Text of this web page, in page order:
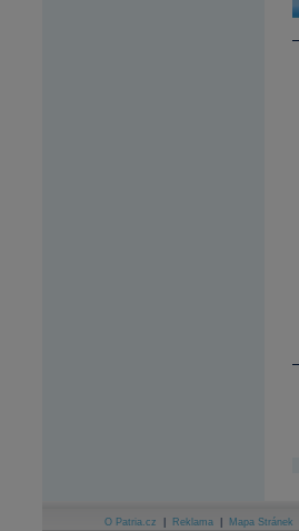
O Patria.cz Reklama Mapa Stránek